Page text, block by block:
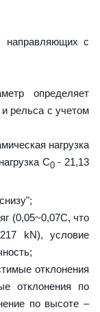
направляющих с
определяет
рельса с учетом
нагрузка
С0- 21,13
(0,05~0,07C, что
kN), условие
отклонения
отклонения по
по высоте –